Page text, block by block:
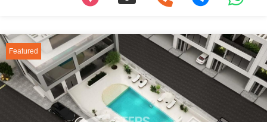
Featured